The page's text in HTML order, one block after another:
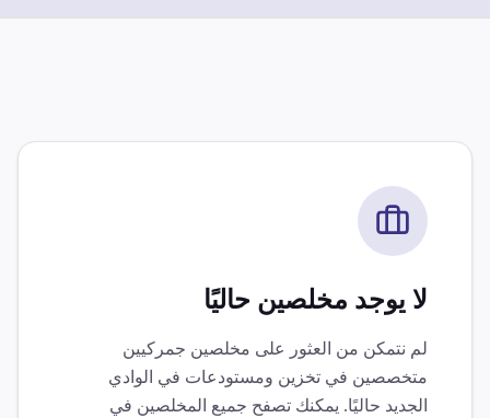
لا يوجد مخلصين حاليًا
لم نتمكن من العثور على مخلصين جمركيين
متخصصين في تخزين ومستودعات في الوادي
الجديد حاليًا. يمكنك تصفح جميع المخلصين في